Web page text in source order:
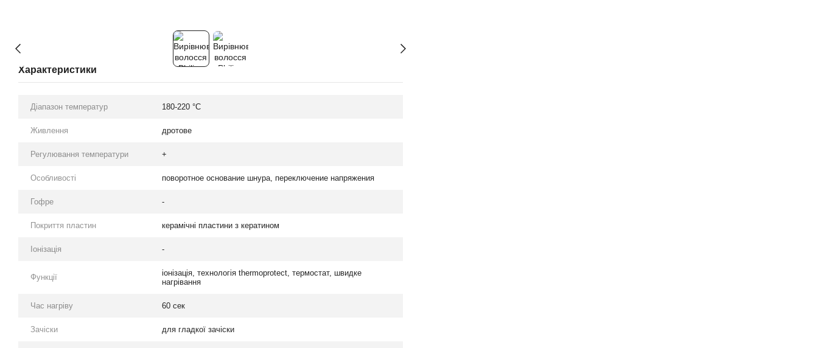
Характеристики
Діапазон температур 180-220 °С
Живлення дротове
Регулювання температури +
Особливості поворотное основание шнура, переключение напряжения
Гофре -
Покриття пластин керамічні пластини з кератином
Іонізація -
Функції
іонізація, технологія thermoprotect, термостат, швидке
нагрівання
Час нагріву 60 сек
Зачіски для гладкої зачіски